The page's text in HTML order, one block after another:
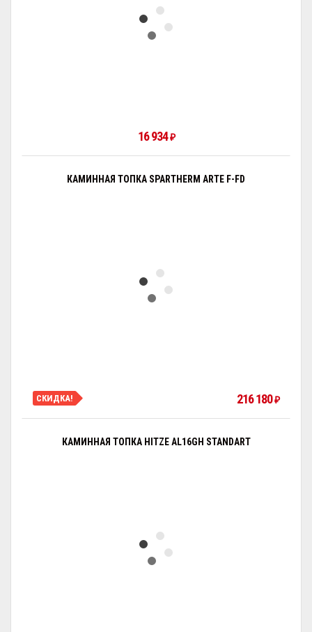
16 934 ₽
КАМИННАЯ ТОПКА SPARTHERM ARTE F-FD
СКИДКА! 216 180 ₽
КАМИННАЯ ТОПКА HITZE AL16GH STANDART